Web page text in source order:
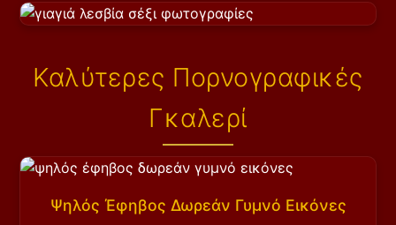
Καλύτερες Πορνογραφικές
Γκαλερί
Ψηλός Έφηβος Δωρεάν Γυμνό Εικόνες